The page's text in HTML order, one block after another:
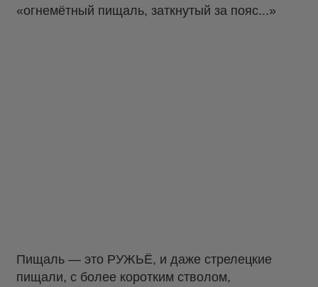
«огнемётный пищаль, заткнутый за пояс...»
Пищаль — это РУЖЬЁ, и даже стрелецкие
пищали, с более коротким стволом,